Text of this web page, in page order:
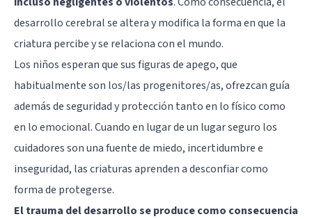
desarrollo cerebral se altera y modifica la forma en que la
criatura percibe y se relaciona con el mundo.
Los niños esperan que sus figuras de apego, que
habitualmente son los/las progenitores/as, ofrezcan guía
además de seguridad y protección tanto en lo físico como
en lo emocional. Cuando en lugar de un lugar seguro los
cuidadores son una fuente de miedo, incertidumbre e
inseguridad, las criaturas aprenden a desconfiar como
forma de protegerse.
El trauma del desarrollo se produce como consecuencia